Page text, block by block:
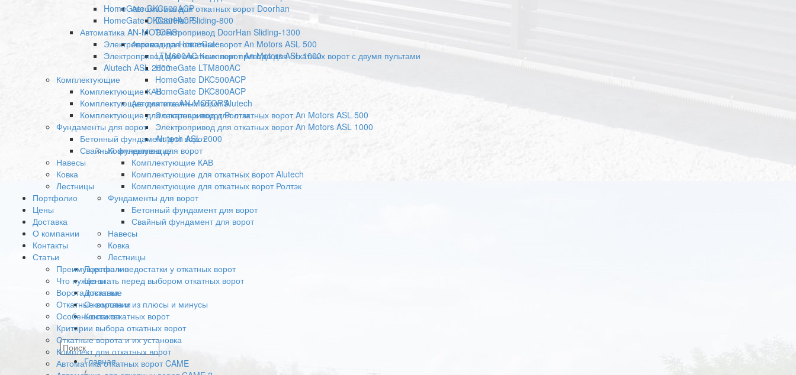
Автоматика для откатных ворот Doorhan
DoorHan Sliding-800
Электропривод DoorHan Sliding-1300
Автоматика HomeGate
LTM600AC Комплект привода для откатных ворот с двумя пультами
HomeGate LTM800AC
HomeGate DKC500ACP
HomeGate DKC800ACP
Автоматика AN-MOTORS
Электропривод для откатных ворот An Motors ASL 500
Электропривод для откатных ворот An Motors ASL 1000
Alutech ASL 2000
Комплектующие
Комплектующие КАВ
Комплектующие для откатных ворот Alutech
Комплектующие для откатных ворот Ролтэк
Фундаменты для ворот
Бетонный фундамент для ворот
Свайный фундамент для ворот
Навесы
Ковка
Лестницы
Портфолио
Цены
Доставка
О компании
Контакты
HomeGate DKC500ACP
HomeGate DKC800ACP
Автоматика AN-MOTORS
Электропривод для откатных ворот An Motors ASL 500
Электропривод для откатных ворот An Motors ASL 1000
Alutech ASL 2000
Комплектующие
Комплектующие КАВ
Комплектующие для откатных ворот Alutech
Комплектующие для откатных ворот Ролтэк
Фундаменты для ворот
Бетонный фундамент для ворот
Свайный фундамент для ворот
Навесы
Ковка
Лестницы
Портфолио
Цены
Доставка
О компании
Контакты
Статьи
Преимущества и недостатки у откатных ворот
Что нужно знать перед выбором откатных ворот
Ворота откатные
Откатные ворота и из плюсы и минусы
Особенности откатных ворот
Критерии выбора откатных ворот
Откатные ворота и их установка
Комплект для откатных ворот
Автоматика откатных ворот CAME
Главная
/